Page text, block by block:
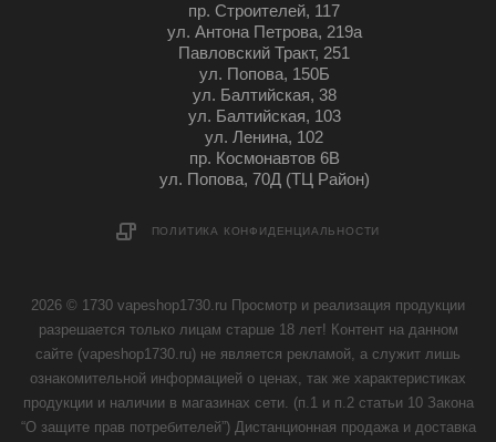
пр. Строителей, 117
ул. Антона Петрова, 219а
Павловский Тракт, 251
ул. Попова, 150Б
ул. Балтийская, 38
ул. Балтийская, 103
ул. Ленина, 102
пр. Космонавтов 6В
ул. Попова, 70Д (ТЦ Район)
ПОЛИТИКА КОНФИДЕНЦИАЛЬНОСТИ
2026 © 1730 vapeshop1730.ru Просмотр и реализация продукции
разрешается только лицам старше 18 лет! Контент на данном
сайте (vapeshop1730.ru) не является рекламой, а служит лишь
ознакомительной информацией о ценах, так же характеристиках
продукции и наличии в магазинах сети. (п.1 и п.2 статьи 10 Закона
“О защите прав потребителей”) Дистанционная продажа и доставка